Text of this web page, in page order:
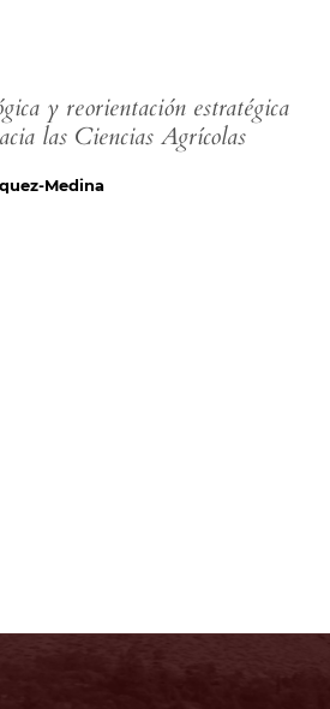
y reorientación estratégica
las Ciencias Agrícolas
Medina